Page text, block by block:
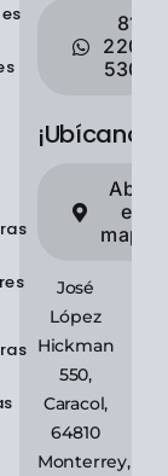
81
2200
5307
¡Ubícanos!
Abrir
en
mapas
José
López
Hickman
550,
Caracol,
64810
Monterrey,